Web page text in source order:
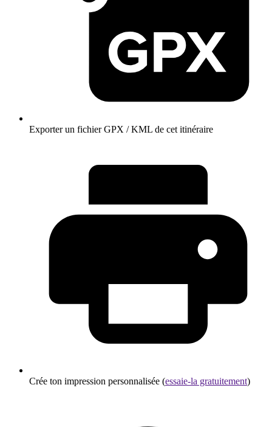
Exporter un fichier GPX / KML de cet itinéraire
Crée ton impression personnalisée (essaie-la gratuitement)